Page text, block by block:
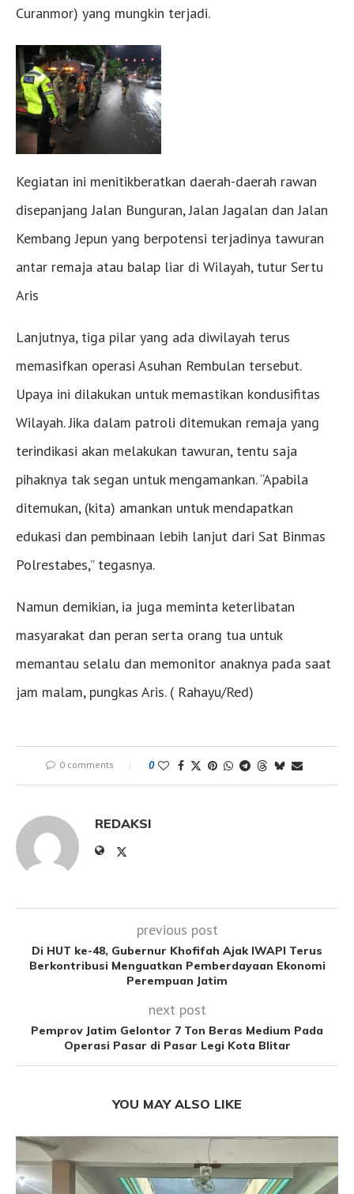
Curanmor) yang mungkin terjadi.
Kegiatan ini menitikberatkan daerah-daerah rawan
disepanjang Jalan Bunguran, Jalan Jagalan dan Jalan
Kembang Jepun yang berpotensi terjadinya tawuran
antar remaja atau balap liar di Wilayah, tutur Sertu
Aris
Lanjutnya, tiga pilar yang ada diwilayah terus
memasifkan operasi Asuhan Rembulan tersebut.
Upaya ini dilakukan untuk memastikan kondusifitas
Wilayah. Jika dalam patroli ditemukan remaja yang
terindikasi akan melakukan tawuran, tentu saja
pihaknya tak segan untuk mengamankan. “Apabila
ditemukan, (kita) amankan untuk mendapatkan
edukasi dan pembinaan lebih lanjut dari Sat Binmas
Polrestabes,” tegasnya.
Namun demikian, ia juga meminta keterlibatan
masyarakat dan peran serta orang tua untuk
memantau selalu dan memonitor anaknya pada saat
jam malam, pungkas Aris. ( Rahayu/Red)
0 comments 0
REDAKSI
previous post
Di HUT ke-48, Gubernur Khofifah Ajak IWAPI Terus
Berkontribusi Menguatkan Pemberdayaan Ekonomi
Perempuan Jatim
next post
Pemprov Jatim Gelontor 7 Ton Beras Medium Pada
Operasi Pasar di Pasar Legi Kota Blitar
YOU MAY ALSO LIKE